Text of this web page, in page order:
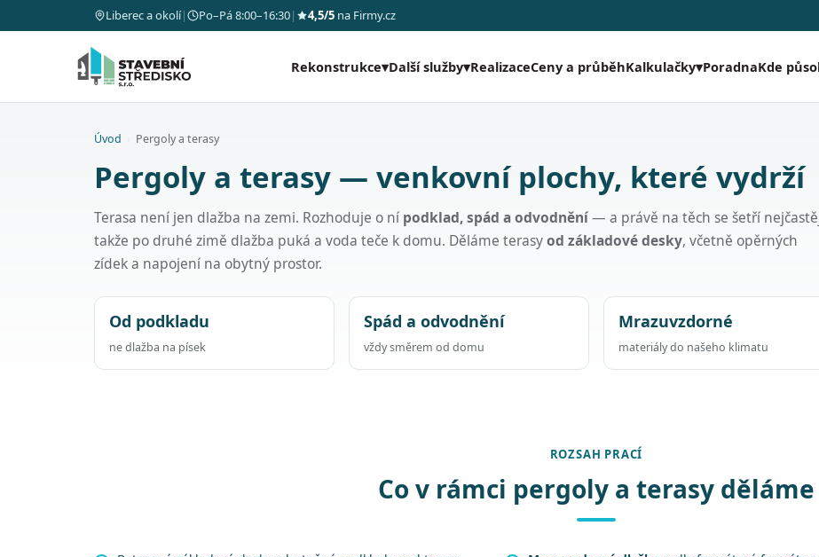
Liberec a okolí| Po–Pá 8:00–16:30| 4,5/5 na Firmy.cz
Rekonstrukce▾Další služby▾RealizaceCeny a průběhKalkulačky▾PoradnaKde
Úvod Pergoly a terasy
Pergoly a terasy — venkovní plochy, které vydrží
Terasa není jen dlažba na zemi. Rozhoduje o ní podklad, spád a odvodnění— a právě na těch se šetří
takže po druhé zimě dlažba puká a voda teče k domu. Děláme terasyod základové desky, včetně opěrných
zídek a napojení na obytný prostor.
Od podkladu
ne dlažba na písek
Spád a odvodnění
vždy směrem od domu
Mrazuvzdorné
materiály do našeho klimatu
ROZSAH PRACÍ
Co v rámci pergoly a terasy děláme